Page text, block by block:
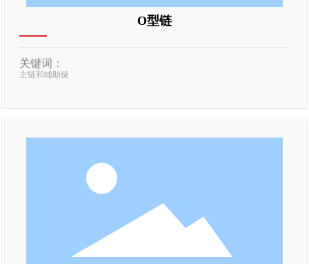
O型链
关键词：
主链和辅助链